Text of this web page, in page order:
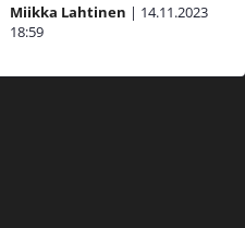
Miikka Lahtinen | 14.11.2023
18:59